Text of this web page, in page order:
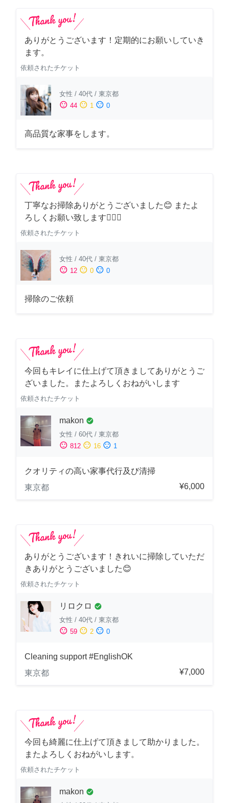
ありがとうございます！定期的にお願いしていき
ます。
依頼されたチケット
女性 / 40代 / 東京都
sentiment_satisfied 44 sentiment_neutral 1 sentiment_dissatisfied 0
高品質な家事をします。
丁寧なお掃除ありがとうございました😊 またよ
ろしくお願い致します🙆‍♀️✨
依頼されたチケット
女性 / 40代 / 東京都
sentiment_satisfied 12 sentiment_neutral 0 sentiment_dissatisfied 0
掃除のご依頼
今回もキレイに仕上げて頂きましてありがとうご
ざいました。またよろしくおねがいします
依頼されたチケット
makon check_circle
女性 / 60代 / 東京都
sentiment_satisfied 812 sentiment_neutral 16 sentiment_dissatisfied 1
クオリティの高い家事代行及び清掃
東京都
¥6,000
ありがとうございます！きれいに掃除していただ
きありがとうございました😊
依頼されたチケット
リロクロ check_circle
女性 / 40代 / 東京都
sentiment_satisfied 59 sentiment_neutral 2 sentiment_dissatisfied 0
Cleaning support #EnglishOK
東京都
¥7,000
今回も綺麗に仕上げて頂きまして助かりました。
またよろしくおねがいします。
依頼されたチケット
makon check_circle